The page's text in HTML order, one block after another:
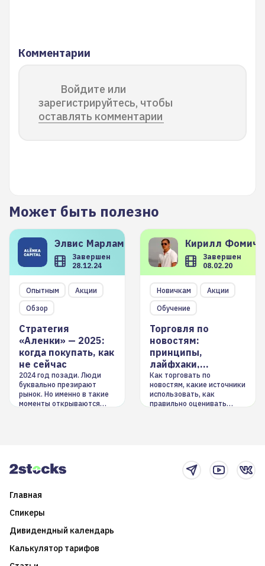
Комментарии
Войдите или
зарегистрируйтесь, чтобы
оставлять комментарии
Может быть полезно
Элвис Марламов
Завершен
28.12.24
Опытным
Акции
Обзор
Стратегия
«Аленки» — 2025:
когда покупать, как
не сейчас
2024 год позади. Люди
буквально презирают
рынок. Но именно в такие
моменты открываются
Кирилл
Завершен
08.02.20
Новичкам
Акции
Обучение
Торговля по
новостям:
принципы,
лайфхаки,
инструменты
Как торговать по
новостям, какие источники
использовать, как
правильно оценивать
Главная
Спикеры
Дивидендный календарь
Калькулятор тарифов